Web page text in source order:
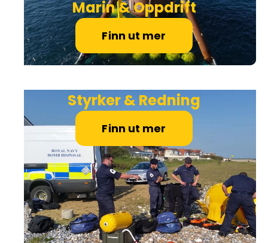
Marin & Oppdrift
Finn ut mer
Styrker & Redning
Finn ut mer